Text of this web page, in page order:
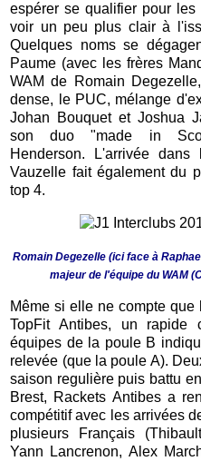
espérer se qualifier pour
voir un peu plus clair à
Quelques noms se
Paume (avec les frères
WAM de Romain
dense, le PUC, mélange
Johan Bouquet et Joshua
son duo "made in
Henderson. L'arrivée
Vauzelle fait également du
top 4.
Romain Degezelle (ici face à
majeur de l'équipe du WAM
Même si elle ne compte
TopFit Antibes, un
équipes de la poule B
relevée (que la poule A).
saison regulière puis battu
Brest, Rackets Antibes a
compétitif avec les arrivées
plusieurs Français
Yann Lancrenon, Alex